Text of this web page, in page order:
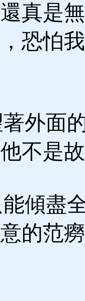
真是
恐怕
外面
不是
傾盡
的范